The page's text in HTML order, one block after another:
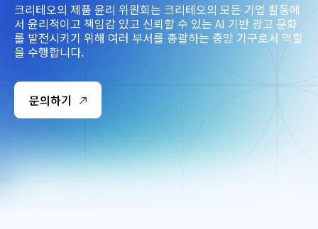
크리테오의 제품 윤리 위원회는 크리테오의 모든 기업 활동에
서 윤리적이고 책임감 있고 신뢰할 수 있는 AI 기반 광고 문화
를 발전시키기 위해 여러 부서를 총괄하는 중앙 기구로서 역할
을 수행합니다.
문의하기